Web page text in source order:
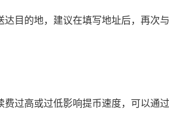
目的地，建议在填写地址后，再次
过高或过低影响提币速度，可以通